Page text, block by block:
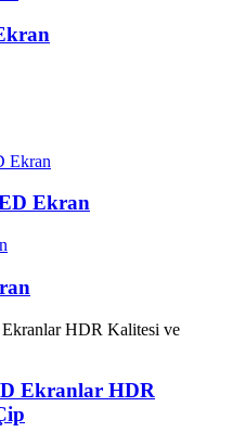
Ekran
Ekranlar HDR